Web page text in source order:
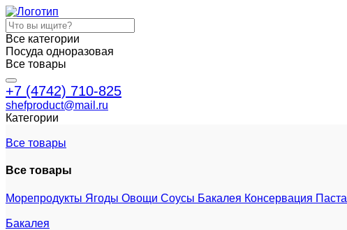
Все категории
Посуда одноразовая
Все товары
+7 (4742) 710-825
shefproduct@mail.ru
Категории
Все товары
Все товары
Морепродукты Ягоды Овощи Соусы Бакалея Консервация Паста
Бакалея